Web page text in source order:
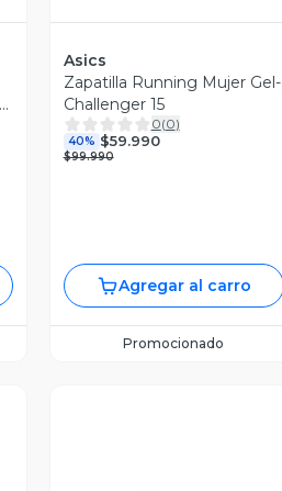
Asics
Zapatilla Running Mujer Gel-
Challenger 15
0(0)
40% $59.990
$99.990
Agregar al carro
Promocionado